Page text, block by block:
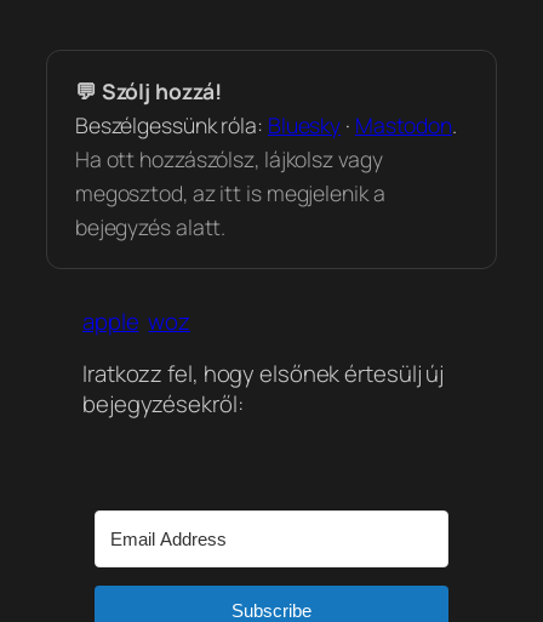
💬 Szólj hozzá!
Beszélgessünk róla: Bluesky · Mastodon.
Ha ott hozzászólsz, lájkolsz vagy
megosztod, az itt is megjelenik a
bejegyzés alatt.
apple woz
Iratkozz fel, hogy elsőnek értesülj új
bejegyzésekről:
Subscribe